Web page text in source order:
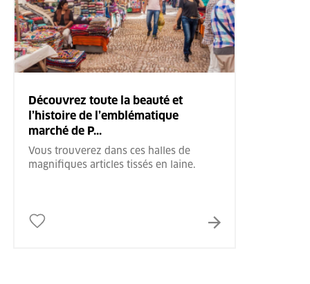
Découvrez toute la beauté et
l’histoire de l’emblématique
marché de P...
Vous trouverez dans ces halles de
magnifiques articles tissés en laine.